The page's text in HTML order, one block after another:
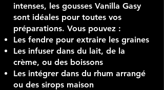
intenses, les gousses Vanilla Gasy
sont idéales pour toutes vos
préparations. Vous pouvez :
Les fendre pour extraire les graines
Les infuser dans du lait, de la
crème, ou des boissons
Les intégrer dans du rhum arrangé
ou des sirops maison